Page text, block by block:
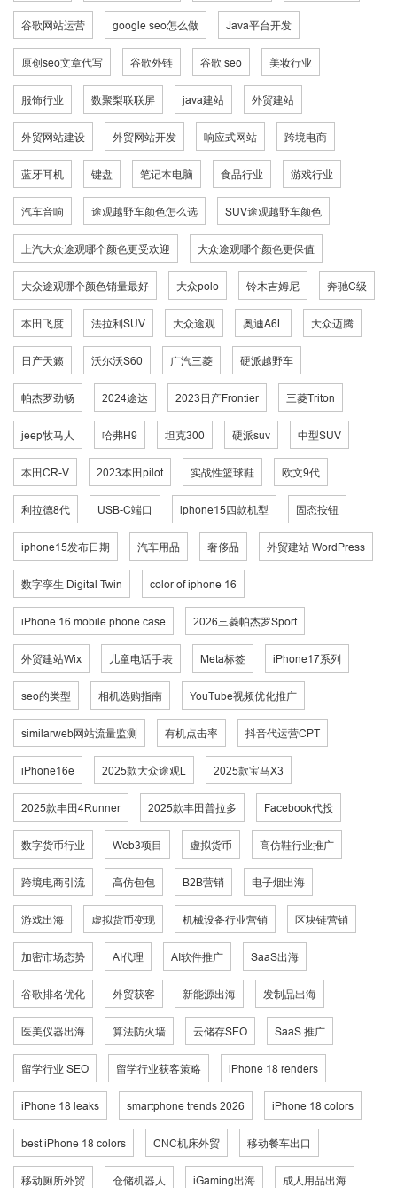
谷歌网站运营 google seo怎么做 Java平台开发
原创seo文章代写 谷歌外链 谷歌 seo 美妆行业
服饰行业 数聚梨联联屏 java建站 外贸建站
外贸网站建设 外贸网站开发 响应式网站 跨境电商
蓝牙耳机 键盘 笔记本电脑 食品行业 游戏行业
汽车音响 途观越野车颜色怎么选 SUV途观越野车颜色
上汽大众途观哪个颜色更受欢迎 大众途观哪个颜色更保值
大众途观哪个颜色销量最好 大众polo 铃木吉姆尼 奔驰C级
本田飞度 法拉利SUV 大众途观 奥迪A6L 大众迈腾
日产天籁 沃尔沃S60 广汽三菱 硬派越野车
帕杰罗劲畅 2024途达 2023日产Frontier 三菱Triton
jeep牧马人 哈弗H9 坦克300 硬派suv 中型SUV
本田CR-V 2023本田pilot 实战性篮球鞋 欧文9代
利拉德8代 USB-C端口 iphone15四款机型 固态按钮
iphone15发布日期 汽车用品 奢侈品 外贸建站 WordPress
数字孪生 Digital Twin color of iphone 16
iPhone 16 mobile phone case 2026三菱帕杰罗Sport
外贸建站Wix 儿童电话手表 Meta标签 iPhone17系列
seo的类型 相机选购指南 YouTube视频优化推广
similarweb网站流量监测 有机点击率 抖音代运营CPT
iPhone16e 2025款大众途观L 2025款宝马X3
2025款丰田4Runner 2025款丰田普拉多 Facebook代投
数字货币行业 Web3项目 虚拟货币 高仿鞋行业推广
跨境电商引流 高仿包包 B2B营销 电子烟出海
游戏出海 虚拟货币变现 机械设备行业营销 区块链营销
加密市场态势 AI代理 AI软件推广 SaaS出海
谷歌排名优化 外贸获客 新能源出海 发制品出海
医美仪器出海 算法防火墙 云储存SEO SaaS 推广
留学行业 SEO 留学行业获客策略 iPhone 18 renders
iPhone 18 leaks smartphone trends 2026 iPhone 18 colors
best iPhone 18 colors CNC机床外贸 移动餐车出口
移动厕所外贸 仓储机器人 iGaming出海 成人用品出海